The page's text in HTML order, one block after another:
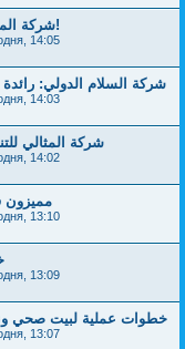
شركة الماسة: للخدمات المنزلية في خميس مشيط!
14:05
شركة السلام الدولي:
14:03
شركة المثالي
14:02
مميزون
13:10
13:09
خطوات عملية لبيت صحي
13:07